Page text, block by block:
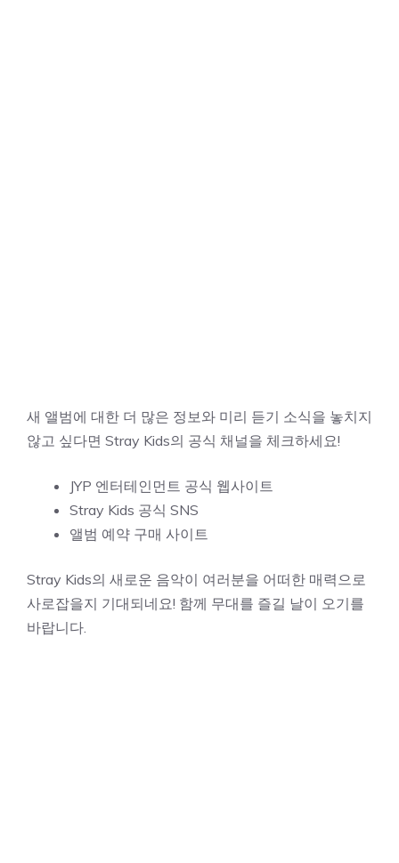
새 앨범에 대한 더 많은 정보와 미리 듣기 소식을 놓치지
않고 싶다면 Stray Kids의 공식 채널을 체크하세요!
JYP 엔터테인먼트 공식 웹사이트
Stray Kids 공식 SNS
앨범 예약 구매 사이트
Stray Kids의 새로운 음악이 여러분을 어떠한 매력으로
사로잡을지 기대되네요! 함께 무대를 즐길 날이 오기를
바랍니다.